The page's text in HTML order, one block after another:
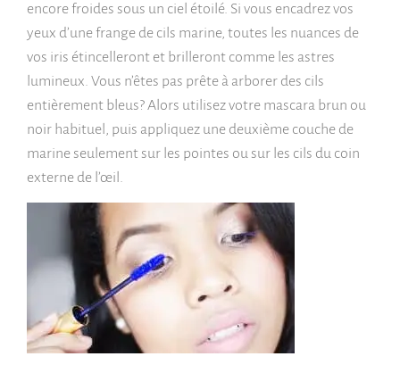
encore froides sous un ciel étoilé. Si vous encadrez vos
yeux d’une frange de cils marine, toutes les nuances de
vos iris étincelleront et brilleront comme les astres
lumineux. Vous n’êtes pas prête à arborer des cils
entièrement bleus? Alors utilisez votre mascara brun ou
noir habituel, puis appliquez une deuxième couche de
marine seulement sur les pointes ou sur les cils du coin
externe de l’œil.